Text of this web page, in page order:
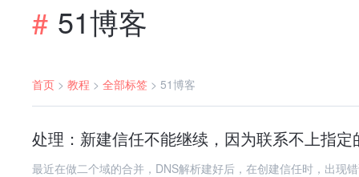
# 51博客
首页 > 教程 > 全部标签 > 51博客
处理：新建信任不能继续，因为联系不上指定
最近在做二个域的合并，DNS解析建好后，在创建信任时，出现